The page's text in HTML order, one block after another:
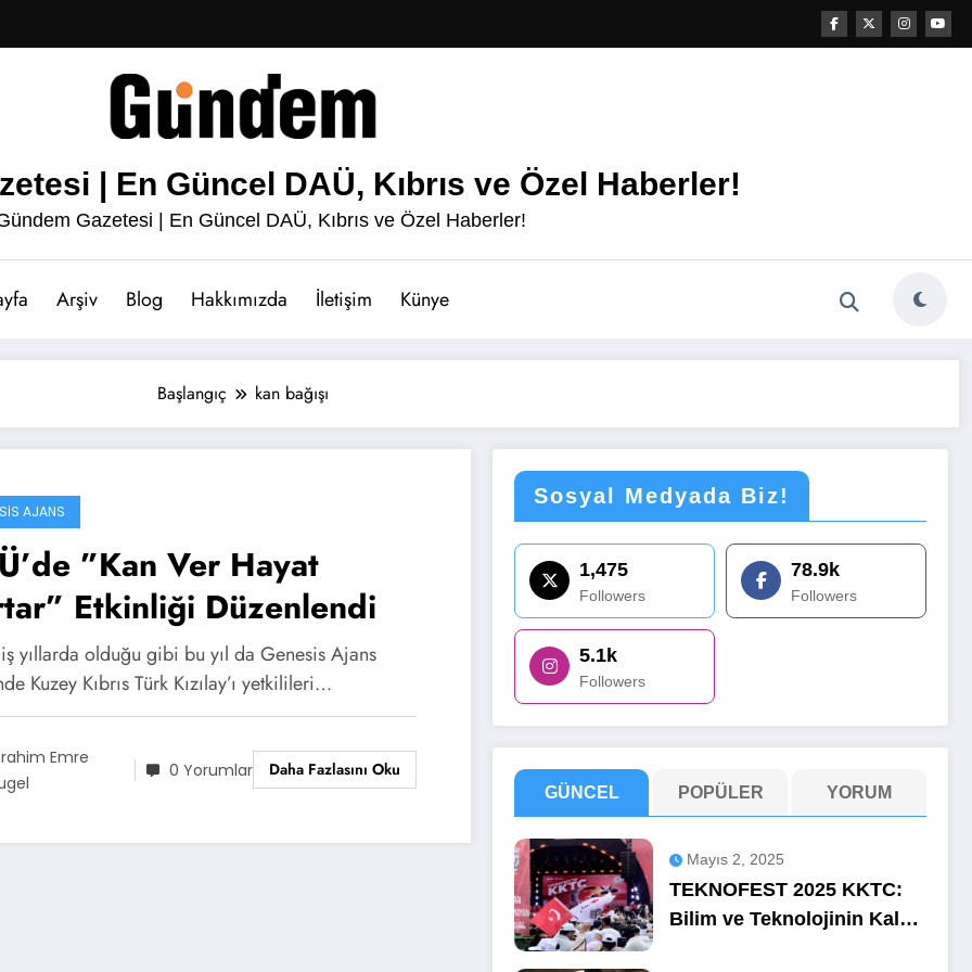
| En Güncel DAÜ, Kıbrıs ve Özel Haberler!
Gazetesi | En Güncel DAÜ, Kıbrıs ve Özel Haberler!
Arşiv Blog Hakkımızda İletişim Künye
Başlangıç kan bağışı
AJANS
”Kan Ver Hayat
Etkinliği Düzenlendi
yıllarda olduğu gibi bu yıl da Genesis Ajans
Kuzey Kıbrıs Türk Kızılay’ı yetkilileri…
Emre
0 Yorumlar Daha Fazlasını Oku
Sosyal Medyada Biz!
1,475
Followers
78.9k
Followers
5.1k
Followers
GÜNCEL POPÜLER YORUM
Mayıs 2, 2025
TEKNOFEST 2025 KKTC:
Bilim ve Teknolojinin Kalbi